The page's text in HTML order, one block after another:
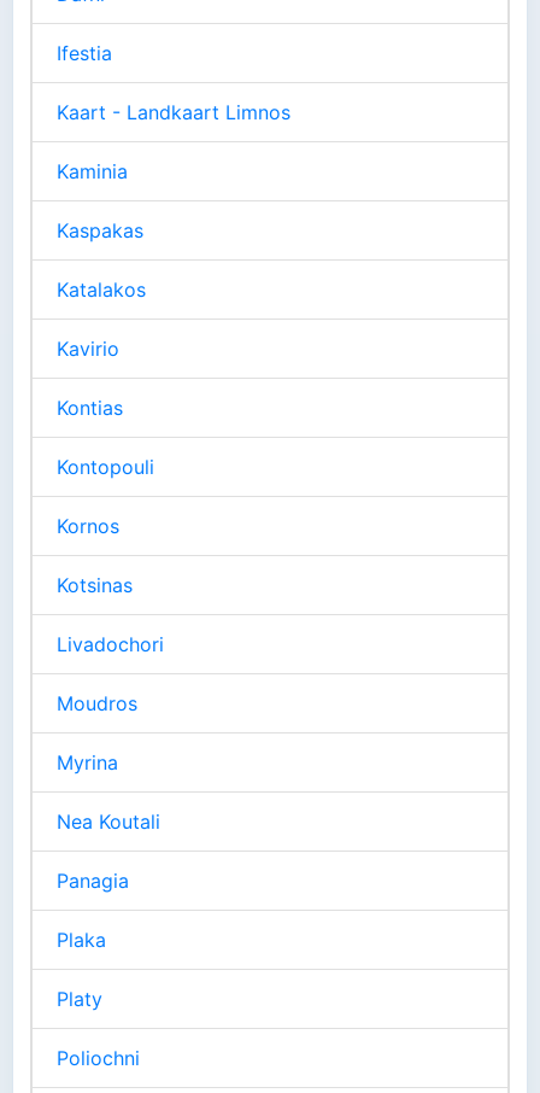
Ifestia
Kaart - Landkaart Limnos
Kaminia
Kaspakas
Katalakos
Kavirio
Kontias
Kontopouli
Kornos
Kotsinas
Livadochori
Moudros
Myrina
Nea Koutali
Panagia
Plaka
Platy
Poliochni